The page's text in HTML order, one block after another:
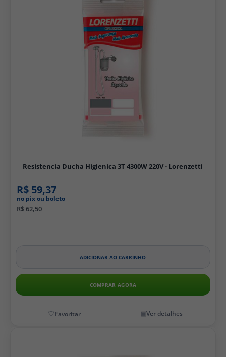
Resistencia Ducha Higienica 3T 4300W 220V - Lorenzetti
R$ 59,37
no pix ou boleto
R$ 62,50
ADICIONAR AO CARRINHO
COMPRAR AGORA
Ver detalhes